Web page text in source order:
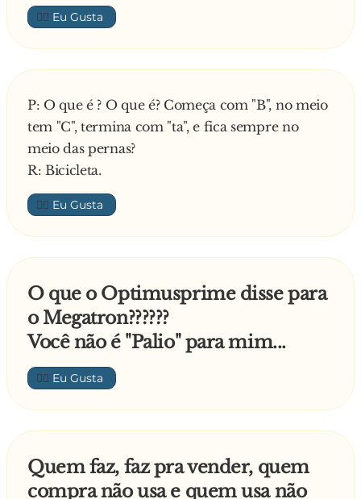
👍🏼
P: O que é ? O que é? Começa com "B", no meio
tem "C", termina com "ta", e fica sempre no
meio das pernas?
R: Bicicleta.
👍🏼
O que o Optimusprime disse para
o Megatron??????
Você não é "Palio" para mim...
👍🏼
Quem faz, faz pra vender, quem
compra não usa e quem usa não